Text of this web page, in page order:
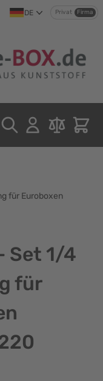
DE Privat Firma
für Euroboxen
Set 1/4
für